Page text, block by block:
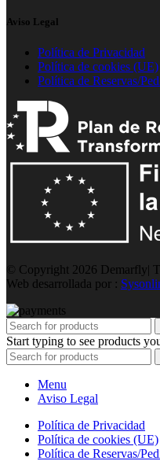
Aviso Legal
Política de Privacidad
Política de cookies (UE)
Política de Reservas/
© Copyright 2026 Demarfly|
Web desarrollada por :
Start typing to see products
Menu
Aviso Legal
Política de Privacidad
Política de cookies (UE)
Política de Reservas/